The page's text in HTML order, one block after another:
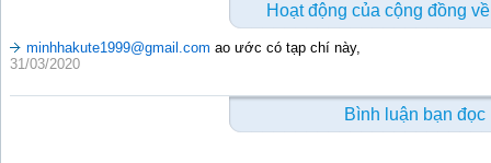
Hoạt động của cộng đồng
minhhakute1999@gmail.com ao ước có tạp chí này,
31/03/2020
Bình luận bạn đọc